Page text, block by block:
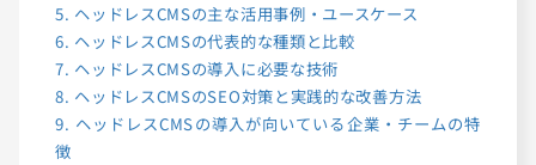
5. ヘッドレスCMSの主な活用事例・ユースケース
6. ヘッドレスCMSの代表的な種類と比較
7. ヘッドレスCMSの導入に必要な技術
8. ヘッドレスCMSのSEO対策と実践的な改善方法
9. ヘッドレスCMSの導入が向いている企業・チームの特
徴